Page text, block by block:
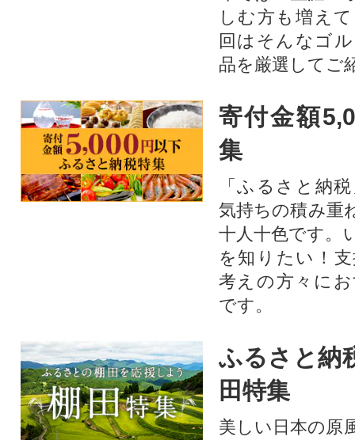
しむ方も増え
回はそんなゴ
品を厳選してご
寄付金額
集
「ふるさと納
気持ちの積み重
十人十色です。
を知りたい！
考えの方々に
です。
ふるさと納
田特集
美しい日本の原